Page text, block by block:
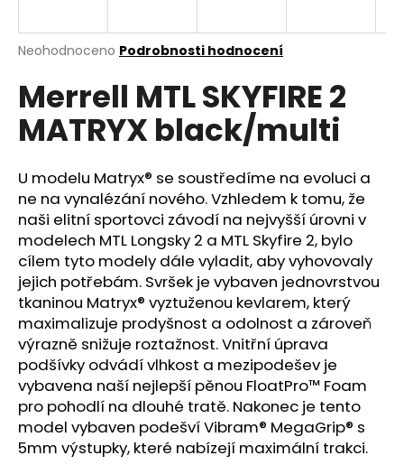
Průměrné
produktu
je
0,0
hvězdiček.
Neohodnoceno Podrobnosti hodnocení
Merrell MTL SKYFIRE 2
MATRYX black/multi
U modelu Matryx® se soustředíme na evoluci a
ne na vynalézání nového. Vzhledem k tomu, že
naši elitní sportovci závodí na nejvyšší úrovni v
modelech MTL Longsky 2 a MTL Skyfire 2, bylo
cílem tyto modely dále vyladit, aby vyhovovaly
jejich potřebám. Svršek je vybaven jednovrstvou
tkaninou Matryx® vyztuženou kevlarem, který
maximalizuje prodyšnost a odolnost a zároveň
výrazně snižuje roztažnost. Vnitřní úprava
podšívky odvádí vlhkost a mezipodešev je
vybavena naší nejlepší pěnou FloatPro™ Foam
pro pohodlí na dlouhé tratě. Nakonec je tento
model vybaven podešví Vibram® MegaGrip® s
5mm výstupky, které nabízejí maximální trakci.
j
t
?
HLEDAT
D
o
p
o
r
u
č
u
j